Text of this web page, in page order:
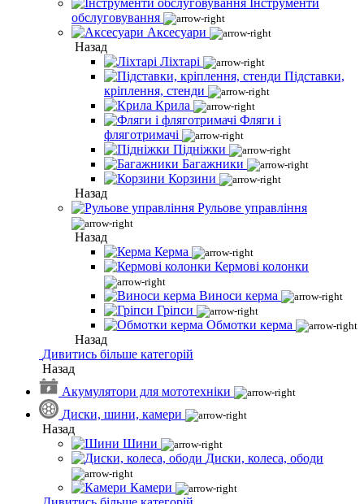
Інструменти
обслуговування
Аксесуари
Назад
Ліхтарі
Підставки,
кріплення, стенди
Крила
Фляги і
фляготримачі
Підніжки
Багажники
Корзини
Назад
Рульове управління
Назад
Керма
Кермові колонки
Виноси керма
Гріпси
Обмотки керма
Назад
Дивитись більше категорій
Назад
Акумулятори для мототехніки
Диски, шини, камери
Назад
Шини
Диски, колеса, ободи
Камери